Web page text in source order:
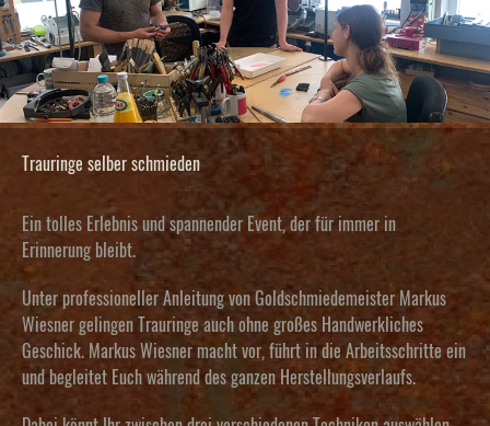
Trauringe selber schmieden
Ein tolles Erlebnis und spannender Event, der für immer in
Erinnerung bleibt.
Unter professioneller Anleitung von Goldschmiedemeister Markus
Wiesner gelingen Trauringe auch ohne großes Handwerkliches
Geschick. Markus Wiesner macht vor, führt in die Arbeitsschritte ein
und begleitet Euch während des ganzen Herstellungsverlaufs.